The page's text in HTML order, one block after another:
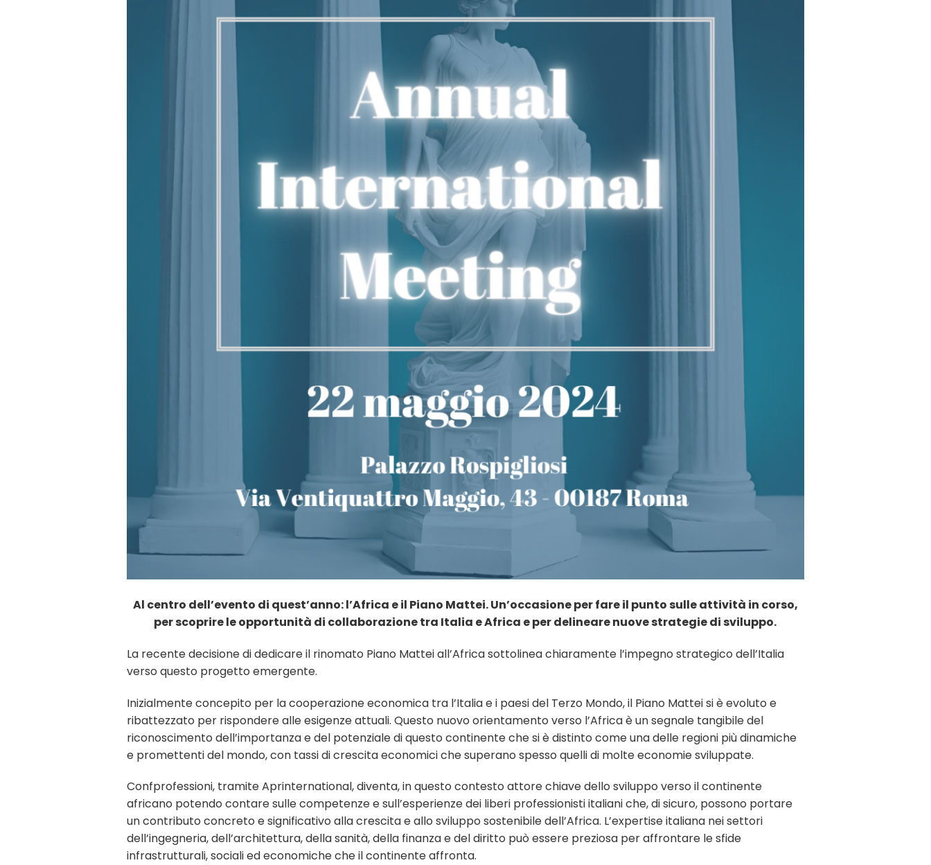
Al centro dell’evento di quest’anno: l’Africa e il Piano Mattei. Un’occasione per fare il punto sulle attività in corso,
per scoprire le opportunità di collaborazione tra Italia e Africa e per delineare nuove strategie di sviluppo.
La recente decisione di dedicare il rinomato Piano Mattei all’Africa sottolinea chiaramente l’impegno strategico dell’Italia
verso questo progetto emergente.
Inizialmente concepito per la cooperazione economica tra l’Italia e i paesi del Terzo Mondo, il Piano Mattei si è evoluto e
ribattezzato per rispondere alle esigenze attuali. Questo nuovo orientamento verso l’Africa è un segnale tangibile del
riconoscimento dell’importanza e del potenziale di questo continente che si è distinto come una delle regioni più dinamiche
e promettenti del mondo, con tassi di crescita economici che superano spesso quelli di molte economie sviluppate.
Confprofessioni, tramite Aprinternational, diventa, in questo contesto attore chiave dello sviluppo verso il continente
africano potendo contare sulle competenze e sull’esperienze dei liberi professionisti italiani che, di sicuro, possono portare
un contributo concreto e significativo alla crescita e allo sviluppo sostenibile dell’Africa. L’expertise italiana nei settori
dell’ingegneria, dell’architettura, della sanità, della finanza e del diritto può essere preziosa per affrontare le sfide
infrastrutturali, sociali ed economiche che il continente affronta.